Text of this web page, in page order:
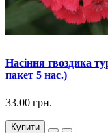
Насіння гвоздика
пакет 5 нас.)
33.00 грн.
Купити